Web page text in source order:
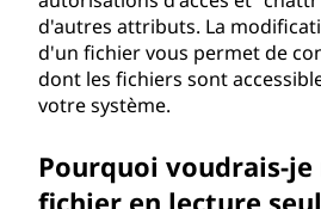
d'autres attributs. La
d'un fichier vous permet de
dont les fichiers sont
votre système.
Pourquoi voudrais-
fichier en lecture